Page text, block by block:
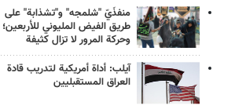
منفذَيّ "شلمجه" و"تشذابة" على
طريق الفيض المليوني للأربعين؛
وحركة المرور لا تزال كثيفة
آيلب: أداة أمريكية لتدريب قادة
العراق المستقبليين